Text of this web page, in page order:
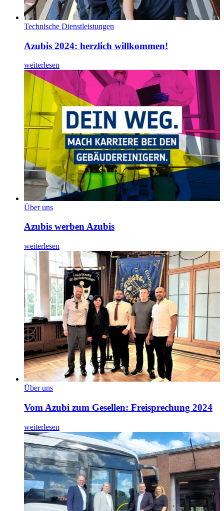
Technische Dienstleistungen
Azubis 2024: herzlich willkommen!
weiterlesen
Über uns
Azubis werben Azubis
weiterlesen
Über uns
Vom Azubi zum Gesellen: Freisprechung 2024
weiterlesen